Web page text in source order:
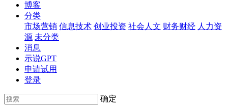
博客
分类
市场营销 信息技术 创业投资 社会人文 财务财经 人力资
源 未分类
消息
示说GPT
申请试用
登录
确定